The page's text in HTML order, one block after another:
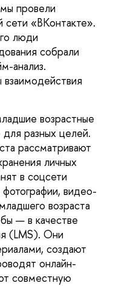
провели
сети «ВКонтакте».
люди
собрали
анализ.
возрастные
разных целей.
рассматривают
личных
в соцсети
видео-
возраста
— в качестве
(LMS). Они
создают
онлайн-
совместную